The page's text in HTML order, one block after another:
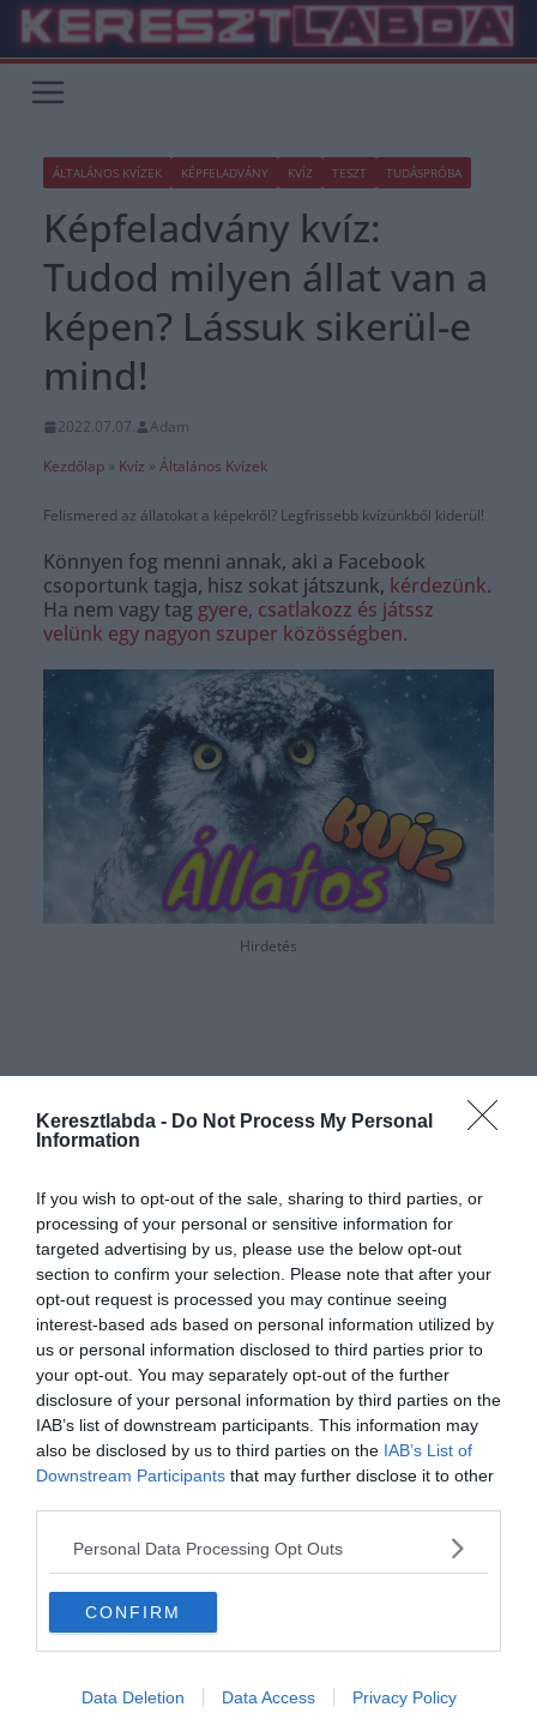
Keresztlabda - Do Not Process My Personal
Information
If you wish to opt-out of the sale, sharing to third parties, or
processing of your personal or sensitive information for
targeted advertising by us, please use the below opt-out
section to confirm your selection. Please note that after your
opt-out request is processed you may continue seeing
interest-based ads based on personal information utilized by
us or personal information disclosed to third parties prior to
your opt-out. You may separately opt-out of the further
disclosure of your personal information by third parties on the
IAB’s list of downstream participants. This information may
also be disclosed by us to third parties on the IAB’s List of
Downstream Participants that may further disclose it to other
Personal Data Processing Opt Outs
CONFIRM
Data Deletion Data Access Privacy Policy
Skip
content
ÁLTALÁNOS KVÍZEK KÉPFELADVÁNY KVÍZ TESZT TUDÁSPRÓBA
Képfeladvány kvíz:
Tudod milyen állat van a
képen? Lássuk sikerül-e
mind!
2022.07.07.
Adam
Kezdőlap » Kvíz » Általános Kvízek
Felismered az állatokat a képekről? Legfrissebb kvízünkből kiderül!
Könnyen fog menni annak, aki a Facebook
csoportunk tagja, hisz sokat játszunk, kérdezünk.
Ha nem vagy tag gyere, csatlakozz és játssz
velünk egy nagyon szuper közösségben.
Hirdetés
Készen állsz?
0%